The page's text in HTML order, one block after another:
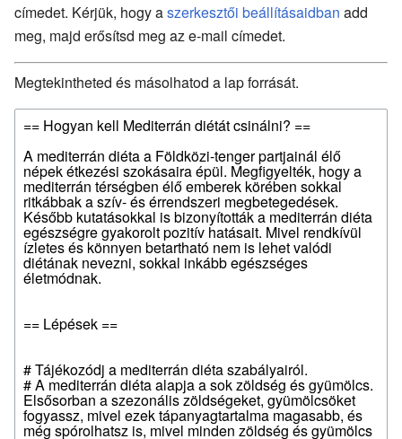
címedet. Kérjük, hogy aszerkesztői beállításaidban add
meg, majd erősítsd meg az e-mail címedet.
Megtekintheted és másolhatod a lap forrását.